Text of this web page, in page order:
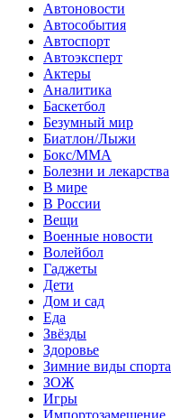
Автоновости
Автособытия
Автоспорт
Автоэксперт
Актеры
Аналитика
Баскетбол
Безумный мир
Биатлон/Лыжи
Бокс/MMA
Болезни и лекарства
В мире
В России
Вещи
Военные новости
Волейбол
Гаджеты
Дети
Дом и сад
Еда
Звёзды
Здоровье
Зимние виды спорта
ЗОЖ
Игры